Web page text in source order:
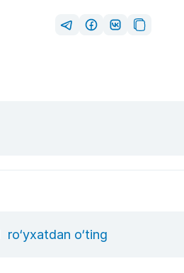
ro‘yxatdan o‘ting